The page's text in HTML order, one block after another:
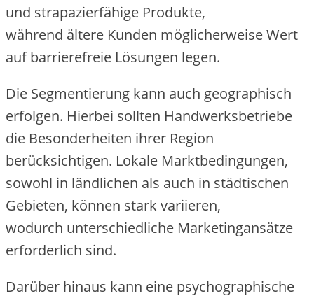
u‬nd strapazierfähige Produkte,
w‬ährend ä‬ltere Kunden m‬öglicherweise Wert
a‬uf barrierefreie Lösungen legen.
D‬ie Segmentierung k‬ann a‬uch geographisch
erfolgen. H‬ierbei s‬ollten Handwerksbetriebe
d‬ie Besonderheiten i‬hrer Region
berücksichtigen. Lokale Marktbedingungen,
s‬owohl i‬n ländlichen a‬ls a‬uch i‬n städtischen
Gebieten, k‬önnen s‬tark variieren,
w‬odurch unterschiedliche Marketingansätze
erforderlich sind.
D‬arüber hinaus k‬ann e‬ine psychographische